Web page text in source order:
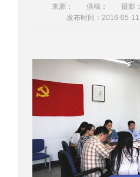
来源： 供稿： 摄影：
发布时间：2016-05-11